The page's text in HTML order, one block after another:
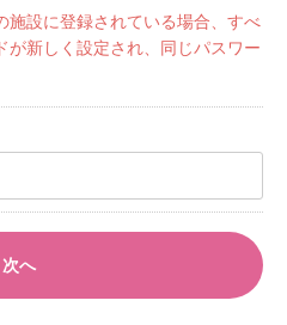
施設に登録されている場合、すべ
が新しく設定され、同じパスワー
次へ